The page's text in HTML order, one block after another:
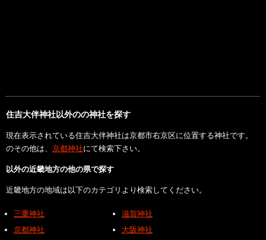
住吉大伴神社以外のの神社を探す
現在表示されている住吉大伴神社は京都市右京区に位置する神社です。
のその他は、 京都神社にて検索下さい。
以外の近畿地方の他の県で探す
近畿地方の地域は以下のカテゴリより検索してください。
三重神社
滋賀神社
京都神社
大阪神社